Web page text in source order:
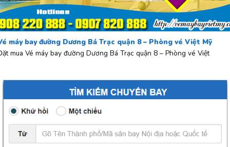
máy bay đường Dương Bá Trạc quận 8 – Phòng vé Việt Mỹ
mua Vé máy bay đường Dương Bá Trạc quận 8 – Phòng vé Việt